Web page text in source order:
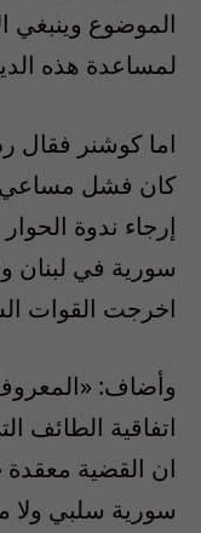
الموضوع وينبغي
لمساعدة هذه
اما كوشنر فقال
كان فشل مساعي
إرجاء ندوة الحوار
سورية في لبنان
اخرجت القوات
وأضاف:
اتفاقية الطائف
ان القضية معقدة
سورية سلبي ولا